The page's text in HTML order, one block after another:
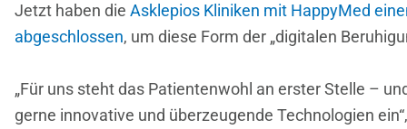
Jetzt haben die Asklepios Kliniken mit HappyMed
abgeschlossen, um diese Form der „digitalen
„Für uns steht das Patientenwohl an erster Stelle –
gerne innovative und überzeugende Technologien